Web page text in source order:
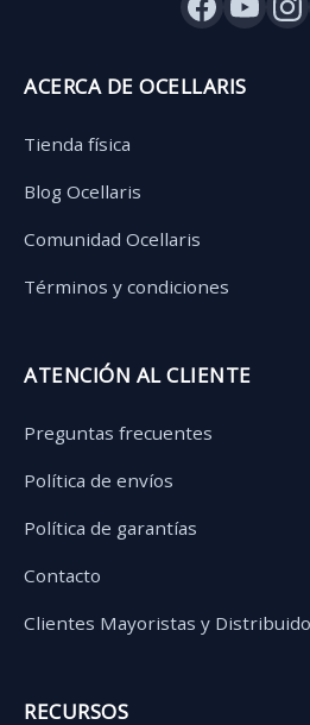
ACERCA DE OCELLARIS
Tienda física
Blog Ocellaris
Comunidad Ocellaris
Términos y condiciones
ATENCIÓN AL CLIENTE
Preguntas frecuentes
Política de envíos
Política de garantías
Contacto
Clientes Mayoristas y
RECURSOS